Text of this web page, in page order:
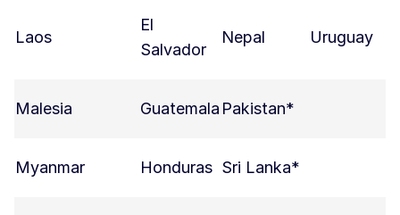
Laos
El
Salvador
Nepal Uruguay
Malesia Guatemala Pakistan*
Myanmar Honduras Sri Lanka*